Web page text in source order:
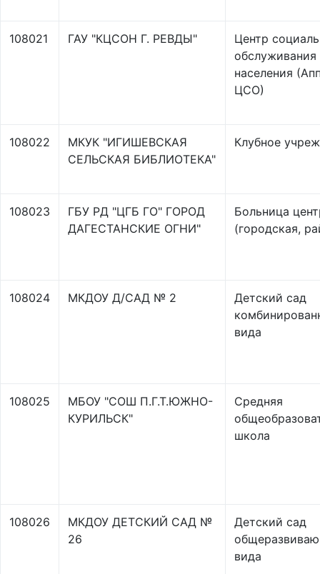
108021 ГАУ "КЦСОН Г. РЕВДЫ"
Центр
населения
ЦСО)
108022
МКУК "ИГИШЕВСКАЯ
СЕЛЬСКАЯ БИБЛИОТЕКА"
Клубное
108023
ГБУ РД "ЦГБ ГО" ГОРОД
ДАГЕСТАНСКИЕ ОГНИ"
Больница
(городская,
108024 МКДОУ Д/САД № 2
Детский сад
вида
108025
МБОУ "СОШ П.Г.Т.ЮЖНО-
КУРИЛЬСК"
Средняя
школа
108026
МКДОУ ДЕТСКИЙ САД №
26
Детский сад
вида